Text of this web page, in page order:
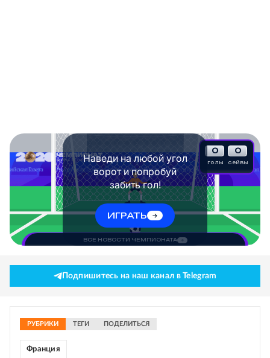
0
голы
0
сейвы
ВСЕ НОВОСТИ ЧЕМПИОНАТА
Наведи на любой угол
ворот и попробуй
забить гол!
ИГРАТЬ
Подпишитесь на наш канал в Telegram
РУБРИКИ ТЕГИ ПОДЕЛИТЬСЯ
Франция